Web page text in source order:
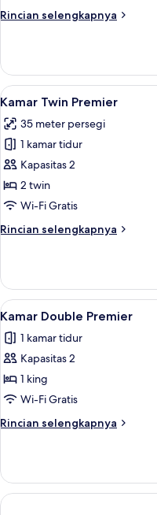
Rincian selengkapnya
Rincian
Vila
Eksklusif
Lihat
semua
foto
untuk
Kamar
Twin
Premier
1
Kamar Twin Premier
35 meter persegi
1 kamar tidur
Kapasitas 2
2 twin
Wi-Fi Gratis
Rincian selengkapnya
Rincian
Kamar
Twin
Premier
Lihat
semua
foto
untuk
Kamar
Double
Premier
1
Kamar Double Premier
1 kamar tidur
Kapasitas 2
1 king
Wi-Fi Gratis
Rincian selengkapnya
Rincian
Kamar
Double
Premier